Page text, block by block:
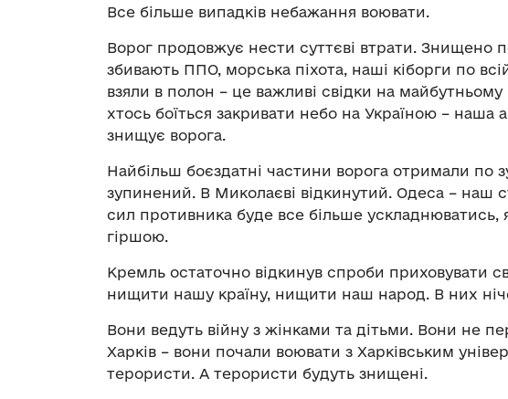
Все більше випадків небажання воювати.
Ворог продовжує нести суттєві втрати. Знищено
збивають ППО, морська піхота, наші кіборги по
взяли в полон – це важливі свідки на майбутньому
хтось боїться закривати небо на Україною – наша
знищує ворога.
Найбільш боєздатні частини ворога отримали по
зупинений. В Миколаєві відкинутий. Одеса – наш
сил противника буде все більше ускладнюватись,
гіршою.
Кремль остаточно відкинув спроби приховувати
нищити нашу країну, нищити наш народ. В них
Вони ведуть війну з жінками та дітьми. Вони не
Харків – вони почали воювати з Харківським
терористи. А терористи будуть знищені.